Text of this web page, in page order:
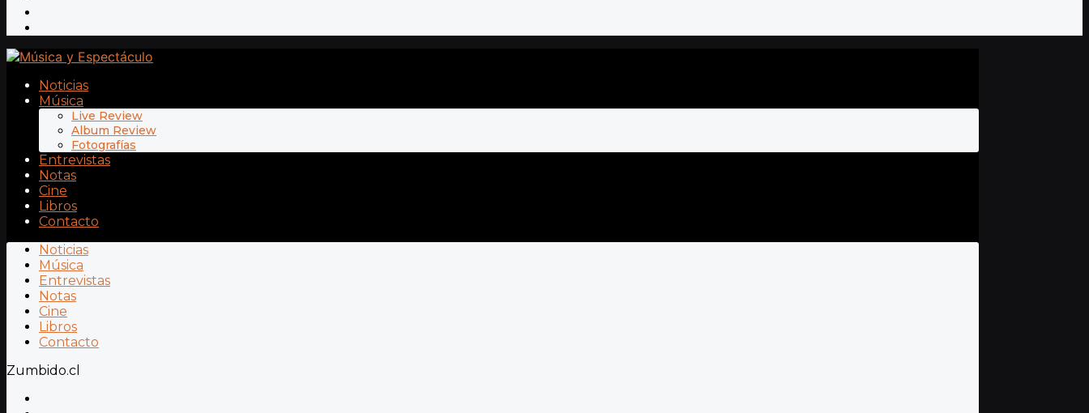
Noticias
Música
Live Review
Album Review
Fotografías
Entrevistas
Notas
Cine
Libros
Contacto
Noticias
Música
Entrevistas
Notas
Cine
Libros
Contacto
Zumbido.cl